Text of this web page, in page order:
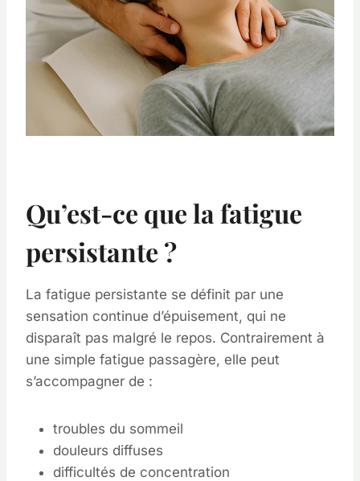
Qu’est-ce que la fatigue
persistante ?
La fatigue persistante se définit par une
sensation continue d’épuisement, qui ne
disparaît pas malgré le repos. Contrairement à
une simple fatigue passagère, elle peut
s’accompagner de :
troubles du sommeil
douleurs diffuses
difficultés de concentration